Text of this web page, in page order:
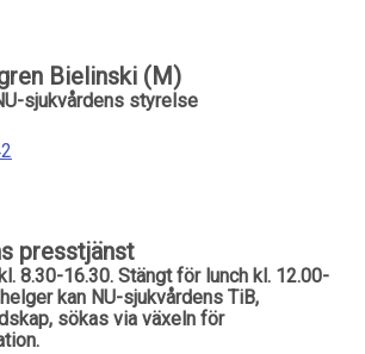
Bielinski (M)
sjukvårdens styrelse
presstjänst
8.30-16.30. Stängt för lunch kl. 12.00-
kan NU-sjukvårdens TiB,
sökas via växeln för